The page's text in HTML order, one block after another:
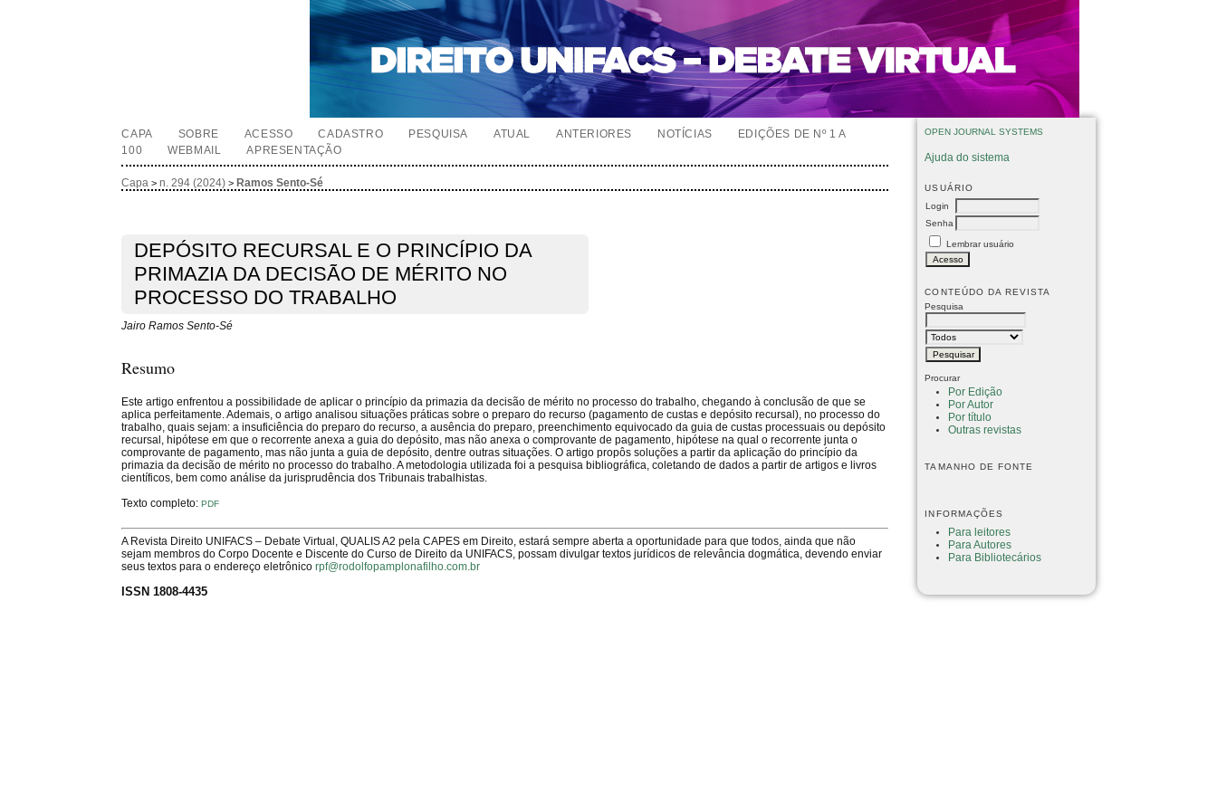
OPEN JOURNAL SYSTEMS
Ajuda do sistema
USUÁRIO
Login
Senha
Lembrar usuário
CONTEÚDO DA REVISTA
Pesquisa
Procurar
Por Edição
Por Autor
Por título
Outras revistas
TAMANHO DE FONTE
INFORMAÇÕES
Para leitores
Para Autores
Para Bibliotecários
CAPA SOBRE ACESSO CADASTRO PESQUISA ATUAL ANTERIORES NOTÍCIAS
EDIÇÕES DE Nº 1 A
100
WEBMAIL APRESENTAÇÃO
Capa >n. 294 (2024) > Ramos Sento-Sé
DEPÓSITO RECURSAL E O PRINCÍPIO DA
PRIMAZIA DA DECISÃO DE MÉRITO NO
PROCESSO DO TRABALHO
Jairo Ramos Sento-Sé
Resumo
Este artigo enfrentou a possibilidade de aplicar o princípio da primazia da decisão de mérito no processo do trabalho, chegando à conclusão de que se
aplica perfeitamente. Ademais, o artigo analisou situações práticas sobre o preparo do recurso (pagamento de custas e depósito recursal), no processo do
trabalho, quais sejam: a insuficiência do preparo do recurso, a ausência do preparo, preenchimento equivocado da guia de custas processuais ou depósito
recursal, hipótese em que o recorrente anexa a guia do depósito, mas não anexa o comprovante de pagamento, hipótese na qual o recorrente junta o
comprovante de pagamento, mas não junta a guia de depósito, dentre outras situações. O artigo propôs soluções a partir da aplicação do princípio da
primazia da decisão de mérito no processo do trabalho. A metodologia utilizada foi a pesquisa bibliográfica, coletando de dados a partir de artigos e livros
científicos, bem como análise da jurisprudência dos Tribunais trabalhistas.
Texto completo:PDF
A Revista Direito UNIFACS – Debate Virtual, QUALIS A2 pela CAPES em Direito, estará sempre aberta a oportunidade para que todos, ainda que não
sejam membros do Corpo Docente e Discente do Curso de Direito da UNIFACS, possam divulgar textos jurídicos de relevância dogmática, devendo enviar
seus textos para o endereço eletrônicorpf@rodolfopamplonafilho.com.br
ISSN 1808-4435